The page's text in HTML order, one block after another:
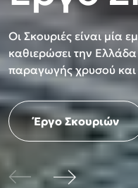
Οι Σκουριές είναι μία
καθιερώσει την
παραγωγής χρυσού
Έργο Σκουριών